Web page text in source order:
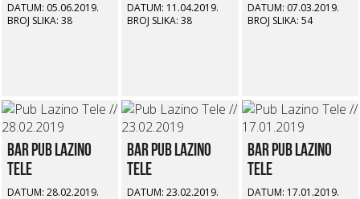
DATUM: 05.06.2019.
BROJ SLIKA: 38
DATUM: 11.04.2019.
BROJ SLIKA: 38
DATUM: 07.03.2019.
BROJ SLIKA: 54
Bar Pub Lazino
Tele
DATUM: 28.02.2019.
Bar Pub Lazino
Tele
DATUM: 23.02.2019.
Bar Pub Lazino
Tele
DATUM: 17.01.2019.